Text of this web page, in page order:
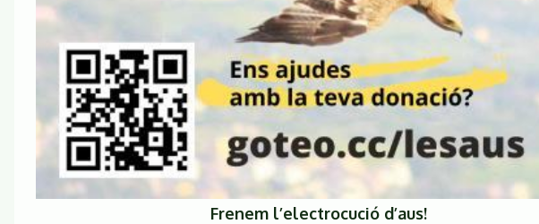
Frenem l’electrocució d’aus!